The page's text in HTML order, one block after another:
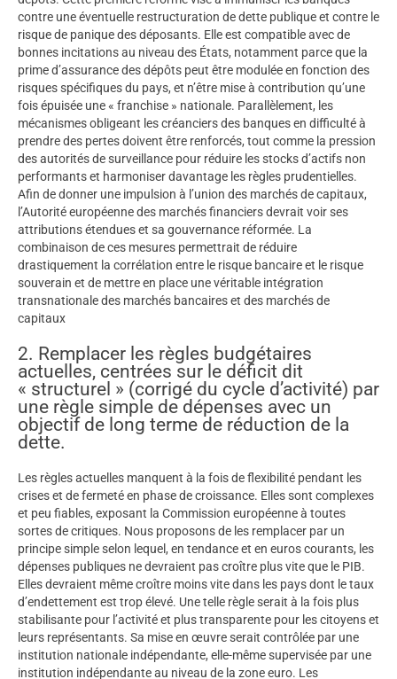
contre une éventuelle restructuration de dette publique et contre le
risque de panique des déposants. Elle est compatible avec de
bonnes incitations au niveau des États, notamment parce que la
prime d’assurance des dépôts peut être modulée en fonction des
risques spécifiques du pays, et n’être mise à contribution qu’une
fois épuisée une « franchise » nationale. Parallèlement, les
mécanismes obligeant les créanciers des banques en difficulté à
prendre des pertes doivent être renforcés, tout comme la pression
des autorités de surveillance pour réduire les stocks d’actifs non
performants et harmoniser davantage les règles prudentielles.
Afin de donner une impulsion à l’union des marchés de capitaux,
l’Autorité européenne des marchés financiers devrait voir ses
attributions étendues et sa gouvernance réformée. La
combinaison de ces mesures permettrait de réduire
drastiquement la corrélation entre le risque bancaire et le risque
souverain et de mettre en place une véritable intégration
transnationale des marchés bancaires et des marchés de
capitaux
2. Remplacer les règles budgétaires
actuelles, centrées sur le déficit dit
« structurel » (corrigé du cycle d’activité) par
une règle simple de dépenses avec un
objectif de long terme de réduction de la
dette.
Les règles actuelles manquent à la fois de flexibilité pendant les
crises et de fermeté en phase de croissance. Elles sont complexes
et peu fiables, exposant la Commission européenne à toutes
sortes de critiques. Nous proposons de les remplacer par un
principe simple selon lequel, en tendance et en euros courants, les
dépenses publiques ne devraient pas croître plus vite que le PIB.
Elles devraient même croître moins vite dans les pays dont le taux
d’endettement est trop élevé. Une telle règle serait à la fois plus
stabilisante pour l’activité et plus transparente pour les citoyens et
leurs représentants. Sa mise en œuvre serait contrôlée par une
institution nationale indépendante, elle-même supervisée par une
institution indépendante au niveau de la zone euro. Les